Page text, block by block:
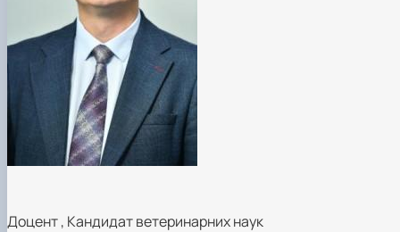
Доцент, Кандидат ветеринарних наук